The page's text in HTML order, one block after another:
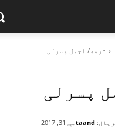
ترهه/ اجمل پسرلی
پسرلی
taandمې 31, 2017